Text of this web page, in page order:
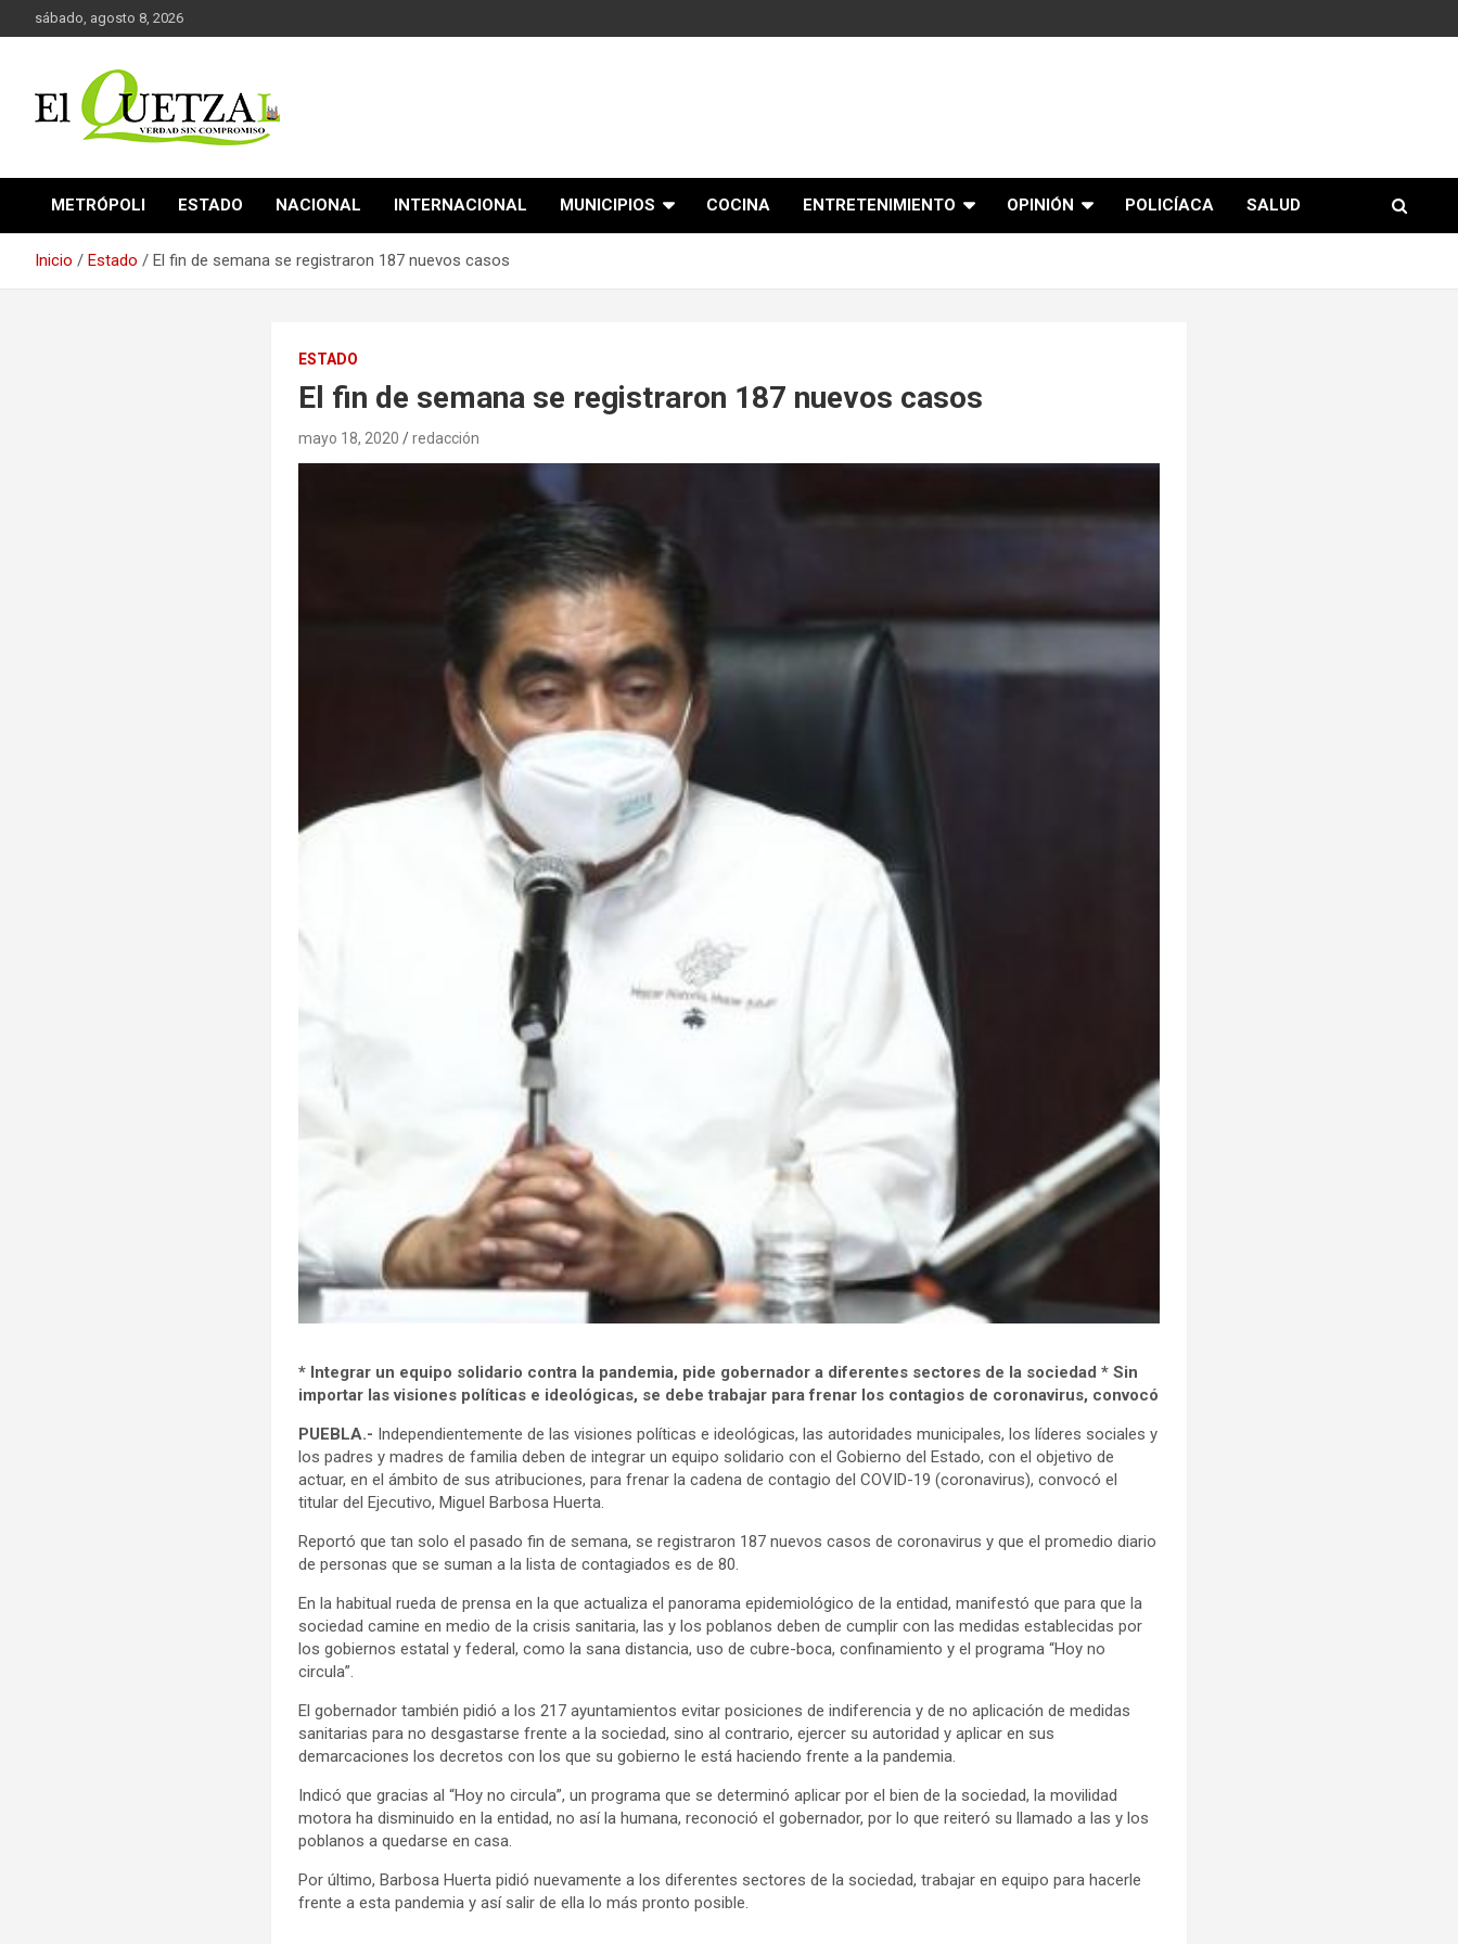
al
sábado, agosto 8, 2026
El Quetzal de Cholula
METRÓPOLI ESTADO NACIONAL INTERNACIONAL MUNICIPIOS COCINA ENTRETENIMIENTO OPINIÓN POLICÍACA SALUD
Inicio Estado El fin de semana se registraron 187 nuevos casos
ESTADO
El fin de semana se registraron 187 nuevos casos
mayo 18, 2020 redacción
* Integrar un equipo solidario contra la pandemia, pide gobernador a diferentes sectores de la sociedad * Sin
importar las visiones políticas e ideológicas, se debe trabajar para frenar los contagios de coronavirus, convocó
PUEBLA.- Independientemente de las visiones políticas e ideológicas, las autoridades municipales, los líderes sociales y
los padres y madres de familia deben de integrar un equipo solidario con el Gobierno del Estado, con el objetivo de
actuar, en el ámbito de sus atribuciones, para frenar la cadena de contagio del COVID-19 (coronavirus), convocó el
titular del Ejecutivo, Miguel Barbosa Huerta.
Reportó que tan solo el pasado fin de semana, se registraron 187 nuevos casos de coronavirus y que el promedio diario
de personas que se suman a la lista de contagiados es de 80.
En la habitual rueda de prensa en la que actualiza el panorama epidemiológico de la entidad, manifestó que para que la
sociedad camine en medio de la crisis sanitaria, las y los poblanos deben de cumplir con las medidas establecidas por
los gobiernos estatal y federal, como la sana distancia, uso de cubre-boca, confinamiento y el programa “Hoy no
circula”.
El gobernador también pidió a los 217 ayuntamientos evitar posiciones de indiferencia y de no aplicación de medidas
sanitarias para no desgastarse frente a la sociedad, sino al contrario, ejercer su autoridad y aplicar en sus
demarcaciones los decretos con los que su gobierno le está haciendo frente a la pandemia.
Indicó que gracias al “Hoy no circula”, un programa que se determinó aplicar por el bien de la sociedad, la movilidad
motora ha disminuido en la entidad, no así la humana, reconoció el gobernador, por lo que reiteró su llamado a las y los
poblanos a quedarse en casa.
Por último, Barbosa Huerta pidió nuevamente a los diferentes sectores de la sociedad, trabajar en equipo para hacerle
frente a esta pandemia y así salir de ella lo más pronto posible.